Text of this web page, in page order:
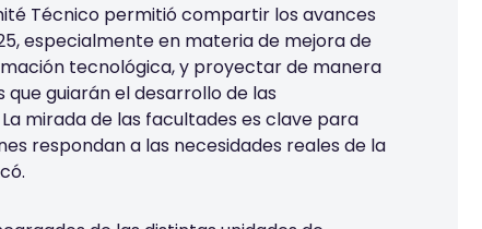
Técnico permitió compartir los avances
especialmente en materia de mejora de
tecnológica, y proyectar de manera
guiarán el desarrollo de las
mirada de las facultades es clave para
respondan a las necesidades reales de la